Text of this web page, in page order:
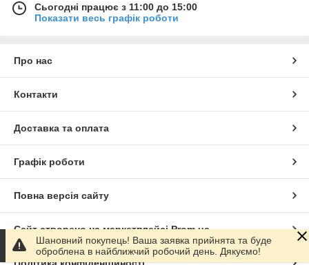
Сьогодні працює з 11:00 до 15:00
Показати весь графік роботи
Про нас
Контакти
Доставка та оплата
Графік роботи
Повна версія сайту
Сайт створено на маркетплейсіProm.ua
Політика конфіденційності
Шановний покупець! Ваша заявка прийнята та буде
оброблена в найближчий робочий день. Дякуємо!